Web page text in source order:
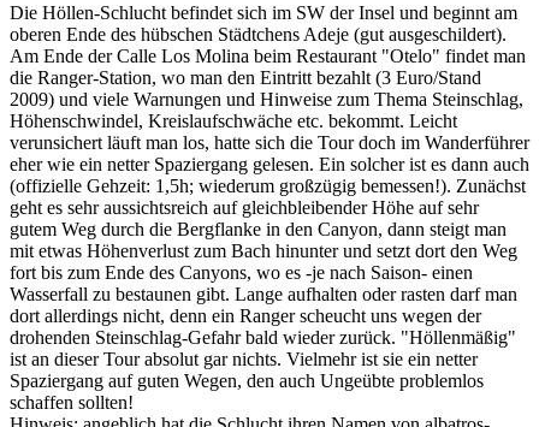
Die Höllen-Schlucht befindet sich im SW der Insel und beginnt am
oberen Ende des hübschen Städtchens Adeje (gut ausgeschildert).
Am Ende der Calle Los Molina beim Restaurant "Otelo" findet man
die Ranger-Station, wo man den Eintritt bezahlt (3 Euro/Stand
2009) und viele Warnungen und Hinweise zum Thema Steinschlag,
Höhenschwindel, Kreislaufschwäche etc. bekommt. Leicht
verunsichert läuft man los, hatte sich die Tour doch im Wanderführer
eher wie ein netter Spaziergang gelesen. Ein solcher ist es dann auch
(offizielle Gehzeit: 1,5h; wiederum großzügig bemessen!). Zunächst
geht es sehr aussichtsreich auf gleichbleibender Höhe auf sehr
gutem Weg durch die Bergflanke in den Canyon, dann steigt man
mit etwas Höhenverlust zum Bach hinunter und setzt dort den Weg
fort bis zum Ende des Canyons, wo es -je nach Saison- einen
Wasserfall zu bestaunen gibt. Lange aufhalten oder rasten darf man
dort allerdings nicht, denn ein Ranger scheucht uns wegen der
drohenden Steinschlag-Gefahr bald wieder zurück. "Höllenmäßig"
ist an dieser Tour absolut gar nichts. Vielmehr ist sie ein netter
Spaziergang auf guten Wegen, den auch Ungeübte problemlos
schaffen sollten!